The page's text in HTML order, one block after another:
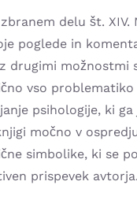
delu št.
poglede in
možnostmi
vso
psihologije, ki ga
močno v
simbolike, ki se
prispevek avtorja.